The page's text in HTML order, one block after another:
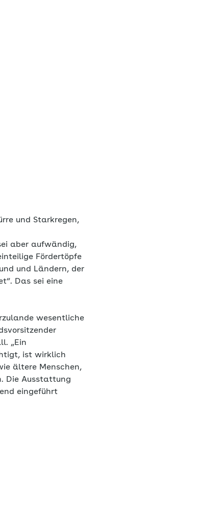
und Starkregen,
aber aufwändig,
Fördertöpfe
und Ländern, der
Das sei eine
wesentliche
„Ein
ist wirklich
ältere Menschen,
Die Ausstattung
eingeführt